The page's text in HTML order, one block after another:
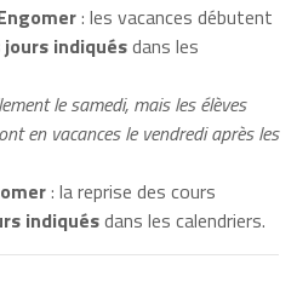
: les vacances débutent
jours indiquésdans les
le samedi, mais les élèves
en vacances le vendredi après les
: la reprise des cours
indiquésdans les calendriers.